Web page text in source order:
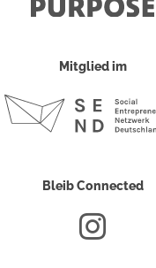
Mitglied im
Bleib Connected